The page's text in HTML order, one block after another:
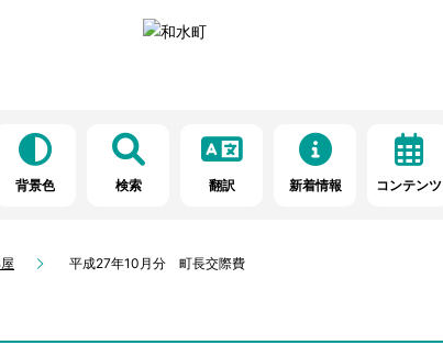
背景色 検索 翻訳 新着情報 コンテンツ
平成27年10月分 町長交際費